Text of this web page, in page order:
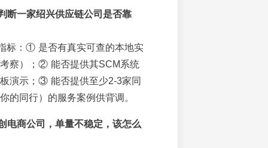
断一家绍兴供应链公司是否靠
标：① 是否有真实可查的本地实
察）；② 能否提供其SCM系统
演示；③ 能否提供至少2-3家同
的同行）的服务案例供背调。
电商公司，单量不稳定，该怎么